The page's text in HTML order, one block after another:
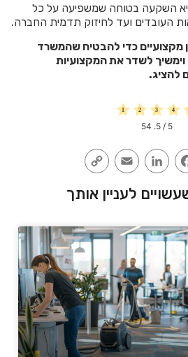
השקעה בטוחה שמשפיעה על כל
העובדים ועד לחיזוק תדמית החברה.
מקצועיים כדי להבטיח שהמשרד
לשדר את המקצועיות
להציג.
5
/ 5.
54
Facebook
LinkedIn
Email
לעניין אותך